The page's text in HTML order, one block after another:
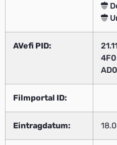
AVefi PID:
Filmportal ID:
Eintragdatum: